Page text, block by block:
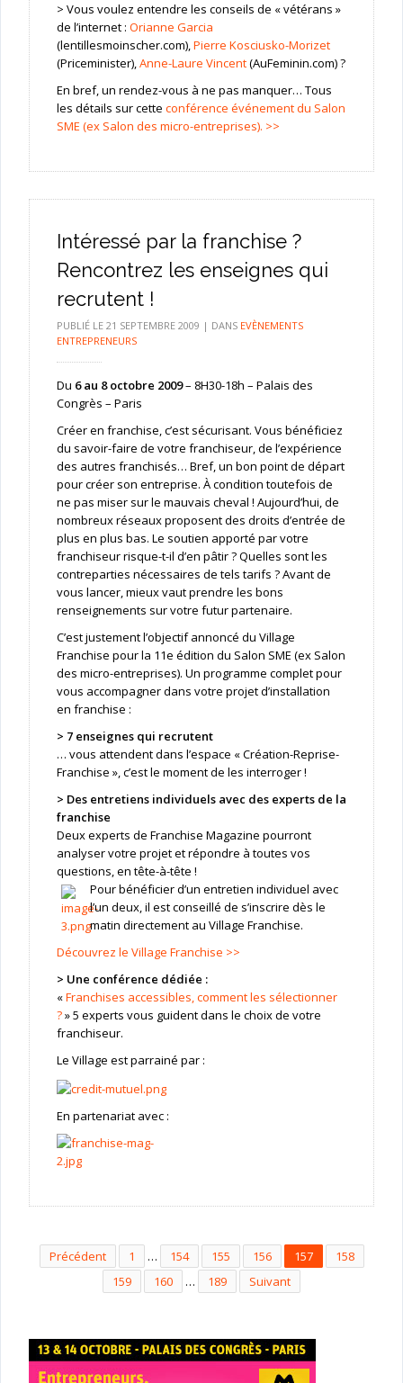
> Vous voulez entendre les conseils de « vétérans »
de l’internet : Orianne Garcia
(lentillesmoinscher.com),Pierre Kosciusko-Morizet
(Priceminister),Anne-Laure Vincent(AuFeminin.com) ?
En bref, un rendez-vous à ne pas manquer… Tous
les détails sur cette conférence événement du Salon
SME (ex Salon des micro-entreprises). >>
Intéressé par la franchise ?
Rencontrez les enseignes qui
recrutent !
PUBLIÉ LE 21 SEPTEMBRE 2009 | DANS EVÈNEMENTS
ENTREPRENEURS
Du 6 au 8 octobre 2009– 8H30-18h – Palais des
Congrès – Paris
Créer en franchise, c’est sécurisant. Vous bénéficiez
du savoir-faire de votre franchiseur, de l’expérience
des autres franchisés… Bref, un bon point de départ
pour créer son entreprise. À condition toutefois de
ne pas miser sur le mauvais cheval ! Aujourd’hui, de
nombreux réseaux proposent des droits d’entrée de
plus en plus bas. Le soutien apporté par votre
franchiseur risque-t-il d’en pâtir ? Quelles sont les
contreparties nécessaires de tels tarifs ? Avant de
vous lancer, mieux vaut prendre les bons
renseignements sur votre futur partenaire.
C’est justement l’objectif annoncé du Village
Franchise pour la 11e édition du Salon SME (ex Salon
des micro-entreprises). Un programme complet pour
vous accompagner dans votre projet d’installation
en franchise :
> 7 enseignes qui recrutent
… vous attendent dans l’espace « Création-Reprise-
Franchise », c’est le moment de les interroger !
> Des entretiens individuels avec des experts de la
franchise
Deux experts de Franchise Magazine pourront
analyser votre projet et répondre à toutes vos
questions, en tête-à-tête !
Pour bénéficier d’un entretien individuel avec
l’un deux, il est conseillé de s’inscrire dès le
matin directement au Village Franchise.
Découvrez le Village Franchise >>
> Une conférence dédiée :
«Franchises accessibles, comment les sélectionner
?» 5 experts vous guident dans le choix de votre
franchiseur.
Le Village est parrainé par :
En partenariat avec :
Précédent 1 … 154 155 156 157
158
159
160 … 189 Suivant